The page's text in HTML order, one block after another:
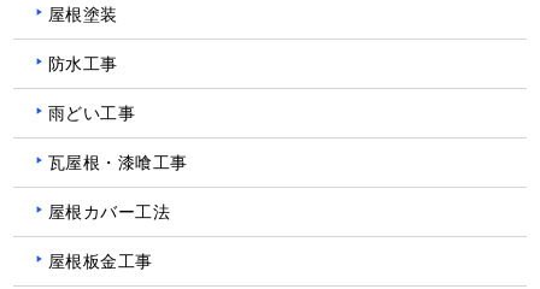
屋根塗装
防水工事
雨どい工事
瓦屋根・漆喰工事
屋根カバー工法
屋根板金工事